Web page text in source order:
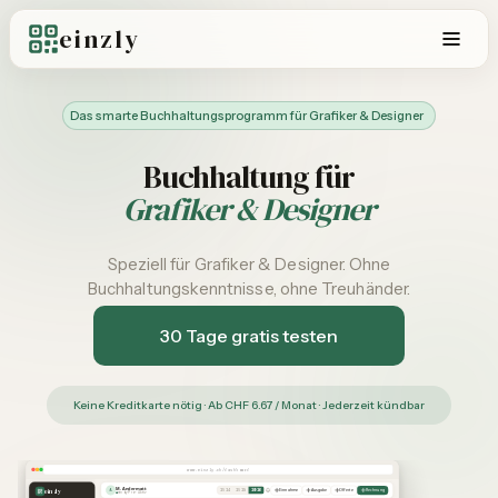
einzly
Das smarte Buchhaltungsprogramm für Grafiker & Designer
Buchhaltung für
Grafiker & Designer
Speziell für Grafiker & Designer. Ohne
Buchhaltungskenntnisse, ohne Treuhänder.
30 Tage gratis testen
Keine Kreditkarte nötig · Ab CHF 6.67 / Monat · Jederzeit kündbar
www.einzly.ch/dashboard
einzly A M. Andermatt
einzly Pro – Aktiv
2024 2025 2026 Einnahme Ausgabe Offerte Rechnung